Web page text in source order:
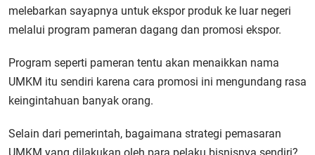
melebarkan sayapnya untuk ekspor produk ke luar negeri
melalui program pameran dagang dan promosi ekspor.
Program seperti pameran tentu akan menaikkan nama
UMKM itu sendiri karena cara promosi ini mengundang rasa
keingintahuan banyak orang.
Selain dari pemerintah, bagaimana strategi pemasaran